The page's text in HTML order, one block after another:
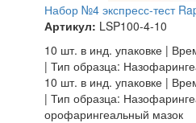
Набор №4 экспресс-тест
Артикул: LSP100-4-10
10 шт. в инд. упаковке |
| Тип образца:
10 шт. в инд. упаковке |
| Тип образца:
орофарингеальный мазок